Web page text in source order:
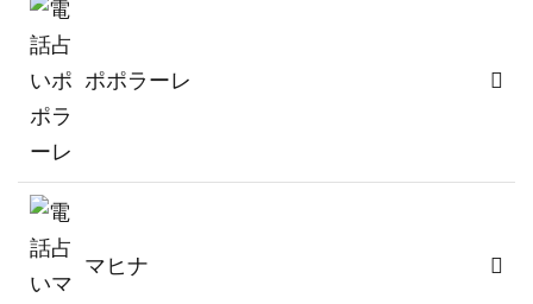
ポポラーレ
マヒナ